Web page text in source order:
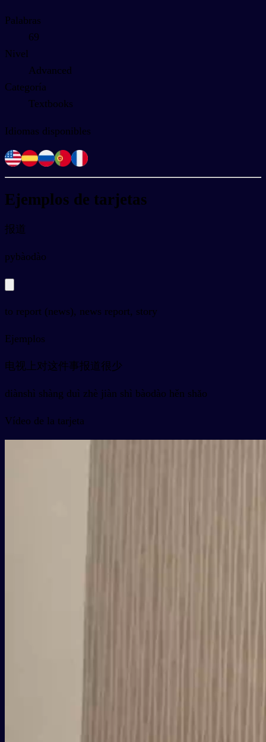
Palabras
69
Nivel
Advanced
Categoría
Textbooks
Idiomas disponibles
Ejemplos de tarjetas
报道
pybàodào
to report (news), news report, story
Ejemplos
电视上对这件事报道很少
diànshì shàng duì zhè jiàn shì bàodào hěn shǎo
Vídeo de la tarjeta